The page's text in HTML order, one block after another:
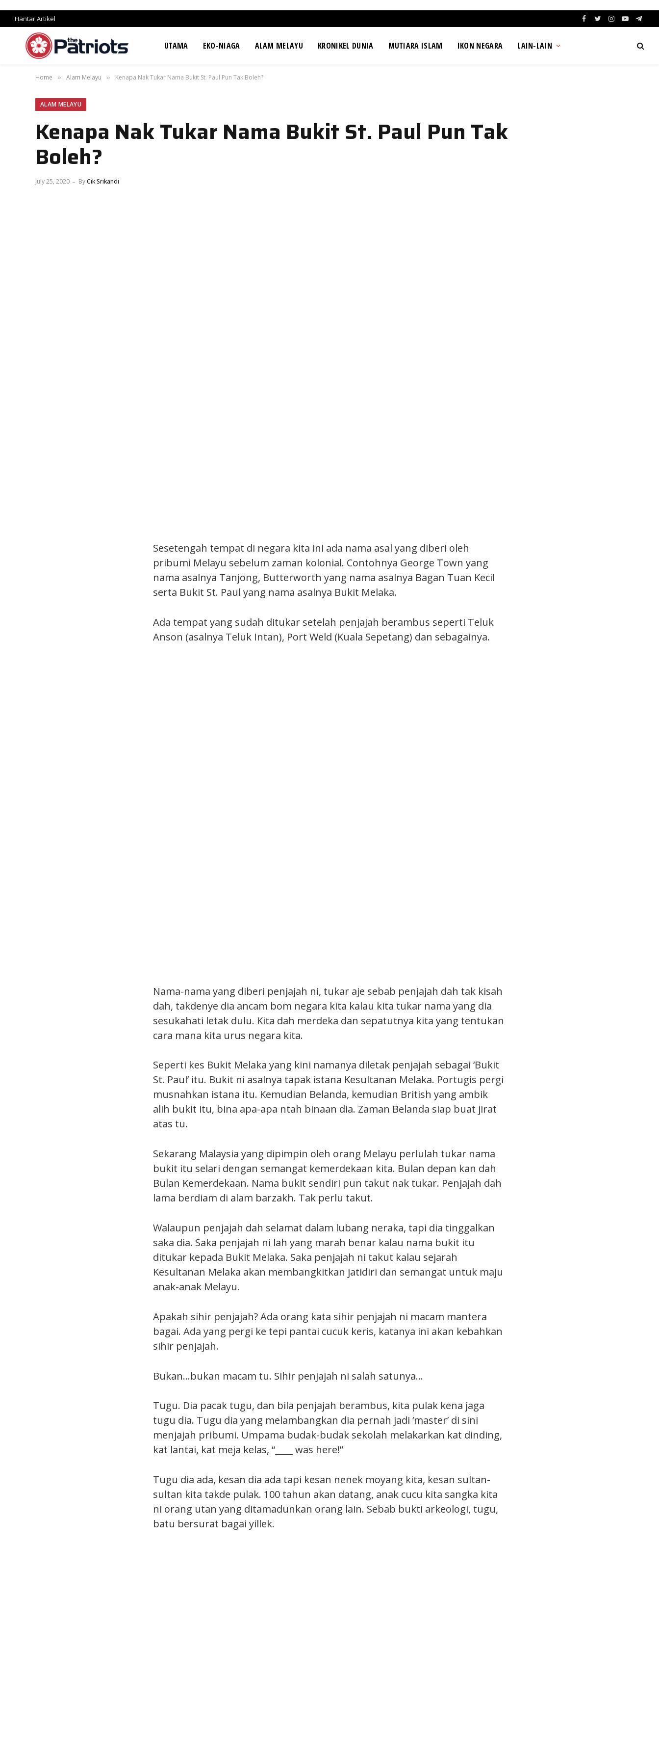
Hantar Artikel Facebook
TwitterInstagram
YouTube
UTAMA EKO-NIAGA ALAM MELAYU KRONIKEL DUNIA MUTIARA ISLAM IKON NEGARA LAIN-LAIN
Home » Alam Melayu » Kenapa Nak Tukar Nama Bukit St. Paul Pun Tak Boleh?
ALAM MELAYU
Kenapa Nak Tukar Nama Bukit St. Paul Pun Tak
Boleh?
July 25, 2020 ByCik Srikandi
Sesetengah tempat di negara kita ini ada nama asal yang diberi oleh
pribumi Melayu sebelum zaman kolonial. Contohnya George Town yang
nama asalnya Tanjong, Butterworth yang nama asalnya Bagan Tuan Kecil
serta Bukit St. Paul yang nama asalnya Bukit Melaka.
Ada tempat yang sudah ditukar setelah penjajah berambus seperti Teluk
Anson (asalnya Teluk Intan), Port Weld (Kuala Sepetang) dan sebagainya.
Nama-nama yang diberi penjajah ni, tukar aje sebab penjajah dah tak kisah
dah, takdenye dia ancam bom negara kita kalau kita tukar nama yang dia
sesukahati letak dulu. Kita dah merdeka dan sepatutnya kita yang tentukan
cara mana kita urus negara kita.
Seperti kes Bukit Melaka yang kini namanya diletak penjajah sebagai ‘Bukit
St. Paul’ itu. Bukit ni asalnya tapak istana Kesultanan Melaka. Portugis pergi
musnahkan istana itu. Kemudian Belanda, kemudian British yang ambik
alih bukit itu, bina apa-apa ntah binaan dia. Zaman Belanda siap buat jirat
atas tu.
Sekarang Malaysia yang dipimpin oleh orang Melayu perlulah tukar nama
bukit itu selari dengan semangat kemerdekaan kita. Bulan depan kan dah
Bulan Kemerdekaan. Nama bukit sendiri pun takut nak tukar. Penjajah dah
lama berdiam di alam barzakh. Tak perlu takut.
Walaupun penjajah dah selamat dalam lubang neraka, tapi dia tinggalkan
saka dia. Saka penjajah ni lah yang marah benar kalau nama bukit itu
ditukar kepada Bukit Melaka. Saka penjajah ni takut kalau sejarah
Kesultanan Melaka akan membangkitkan jatidiri dan semangat untuk maju
anak-anak Melayu.
Apakah sihir penjajah? Ada orang kata sihir penjajah ni macam mantera
bagai. Ada yang pergi ke tepi pantai cucuk keris, katanya ini akan kebahkan
sihir penjajah.
Bukan…bukan macam tu. Sihir penjajah ni salah satunya…
Tugu. Dia pacak tugu, dan bila penjajah berambus, kita pulak kena jaga
tugu dia. Tugu dia yang melambangkan dia pernah jadi ‘master’ di sini
menjajah pribumi. Umpama budak-budak sekolah melakarkan kat dinding,
kat lantai, kat meja kelas, “____ was here!”
Tugu dia ada, kesan dia ada tapi kesan nenek moyang kita, kesan sultan-
sultan kita takde pulak. 100 tahun akan datang, anak cucu kita sangka kita
ni orang utan yang ditamadunkan orang lain. Sebab bukti arkeologi, tugu,
batu bersurat bagai yillek.